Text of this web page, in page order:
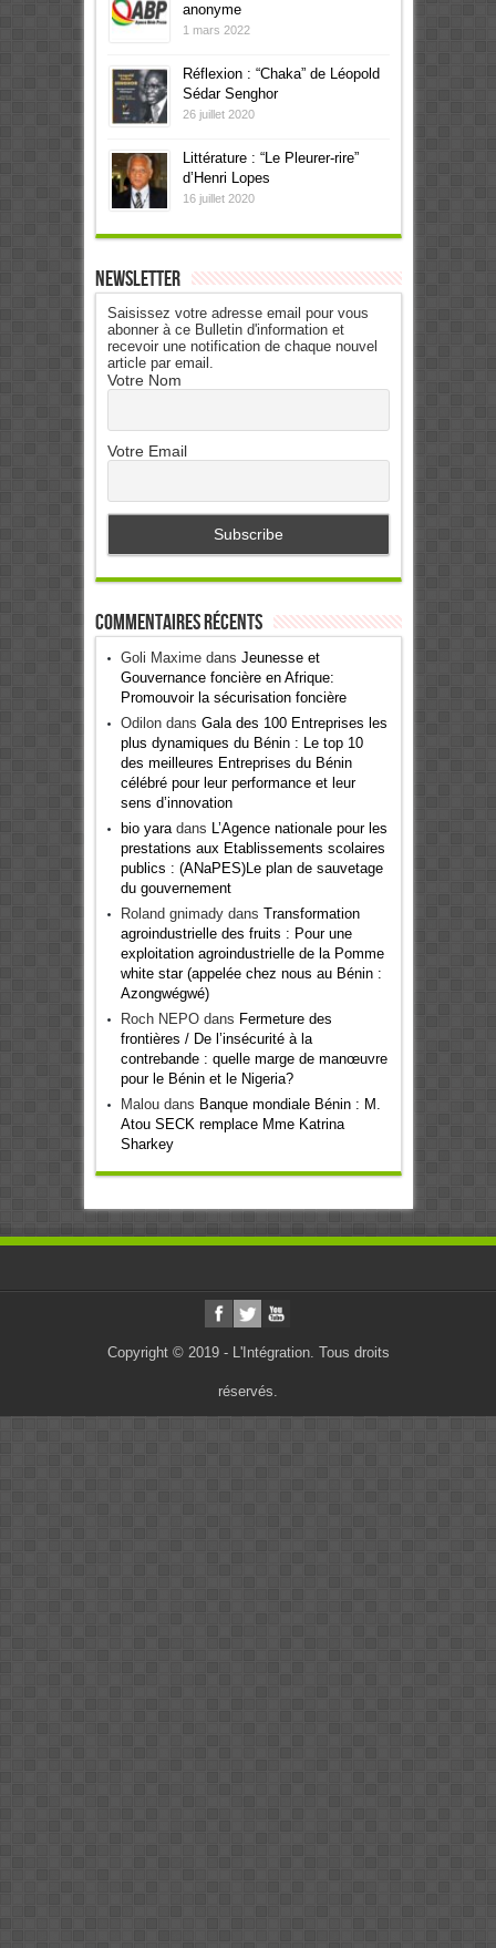
anonyme
1 mars 2022
Réflexion : “Chaka” de Léopold
Sédar Senghor
26 juillet 2020
Littérature : “Le Pleurer-rire”
d’Henri Lopes
16 juillet 2020
Newsletter
Saisissez votre adresse email pour vous
abonner à ce Bulletin d'information et
recevoir une notification de chaque nouvel
article par email.
Votre Nom
Votre Email
Commentaires récents
Goli Maximedans Jeunesse et
Gouvernance foncière en Afrique:
Promouvoir la sécurisation foncière
Odilondans Gala des 100 Entreprises les
plus dynamiques du Bénin : Le top 10
des meilleures Entreprises du Bénin
célébré pour leur performance et leur
sens d’innovation
bio yaradans L’Agence nationale pour les
prestations aux Etablissements scolaires
publics : (ANaPES)Le plan de sauvetage
du gouvernement
Roland gnimadydans Transformation
agroindustrielle des fruits : Pour une
exploitation agroindustrielle de la Pomme
white star (appelée chez nous au Bénin :
Azongwégwé)
Roch NEPOdans Fermeture des
frontières / De l’insécurité à la
contrebande : quelle marge de manœuvre
pour le Bénin et le Nigeria?
Maloudans Banque mondiale Bénin : M.
Atou SECK remplace Mme Katrina
Sharkey
Copyright © 2019 - L'Intégration. Tous droits
réservés.